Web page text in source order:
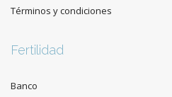
Términos y condiciones
Fertilidad
Banco